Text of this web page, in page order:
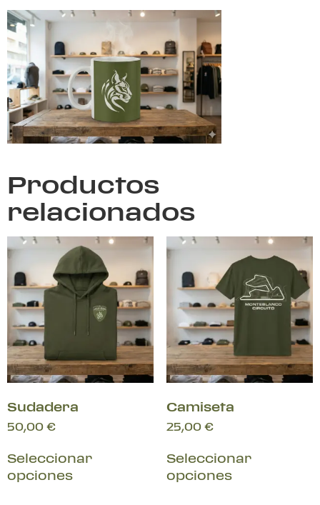
Productos
relacionados
Sudadera
50,00 €
Seleccionar
opciones
Camiseta
25,00 €
Seleccionar
opciones